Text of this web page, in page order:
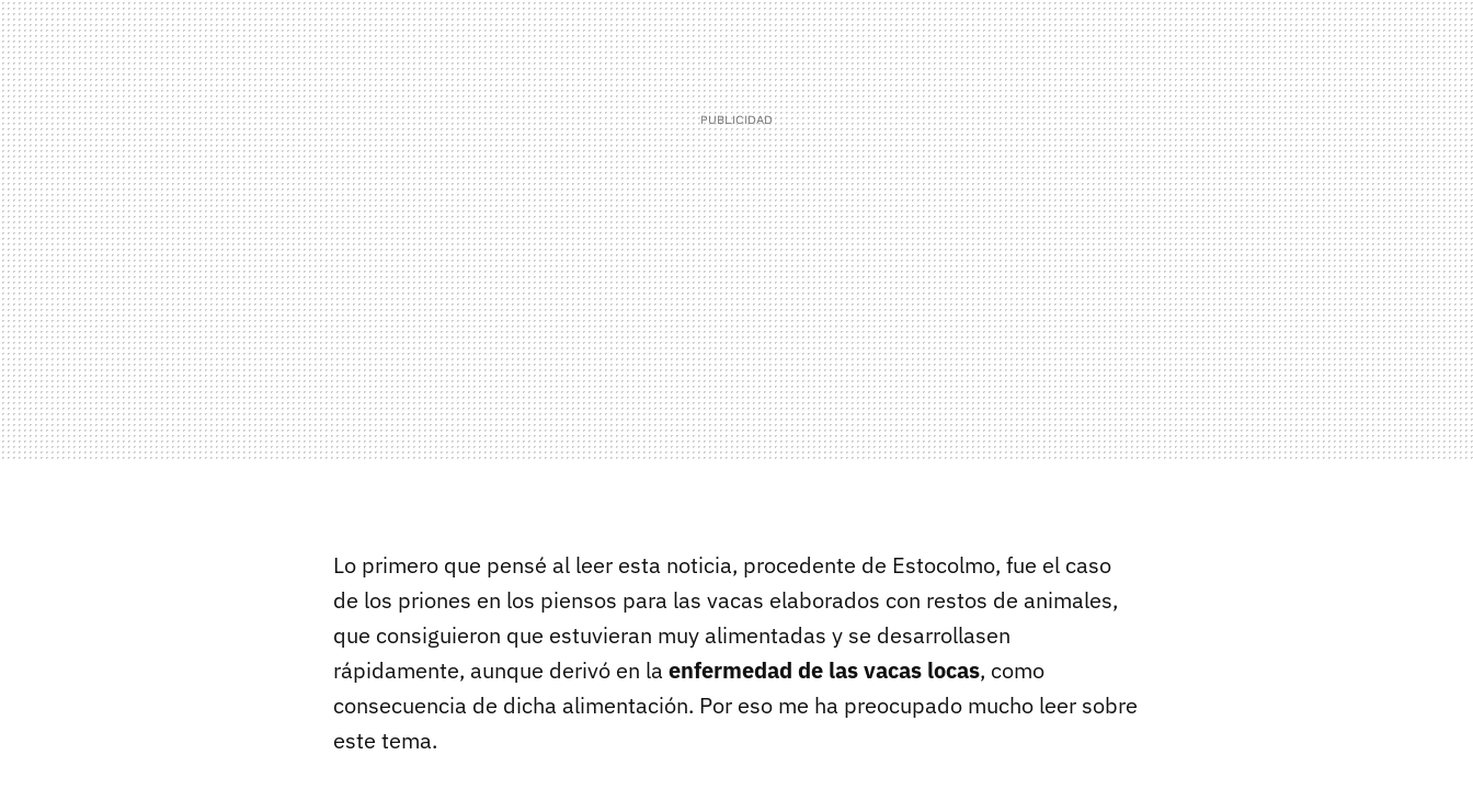
Lo primero que pensé al leer esta noticia, procedente de Estocolmo, fue el caso
de los priones en los piensos para las vacas elaborados con restos de animales,
que consiguieron que estuvieran muy alimentadas y se desarrollasen
rápidamente, aunque derivó en la enfermedad de las vacas locas, como
consecuencia de dicha alimentación. Por eso me ha preocupado mucho leer sobre
este tema.